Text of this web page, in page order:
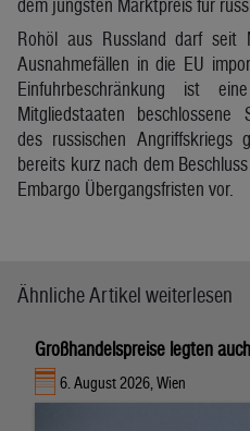
Rohöl aus Russland darf seit
Ausnahmefällen in die EU
Einfuhrbeschränkung ist
Mitgliedstaaten beschlossene
des russischen
bereits kurz nach dem
Embargo Übergangsfristen vor.
Ähnliche Artikel weiterlesen
Großhandelspreise legten
6. August 2026, Wien